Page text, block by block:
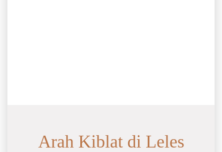
Arah Kiblat di Leles